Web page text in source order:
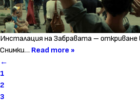
Инсталация на Забравата – откриване
Снимки… Read more »
←
1
2
3